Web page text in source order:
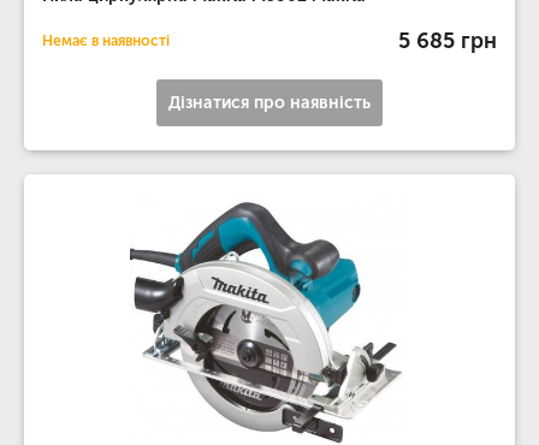
Немає в наявності 5 685 грн
Дізнатися про наявність